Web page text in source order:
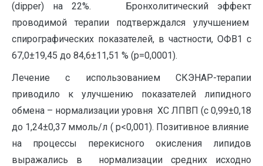
(dipper) на 22%. Бронхолитический эффект
проводимой терапии подтверждался улучшением
спирографических показателей, в частности, ОФВ1 с
67,0±19,45 до 84,6±11,51 % (р=0,0001).
Лечение с использованием СКЭНАР-терапии
приводило к улучшению показателей липидного
обмена – нормализации уровня ХС ЛПВП (с 0,99±0,18
до 1,24±0,37 ммоль/л ( р<0,001). Позитивное влияние
на процессы перекисного окисления липидов
выражались в нормализации средних исходно